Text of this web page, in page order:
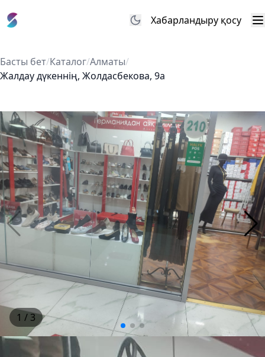
Хабарландыру қосу
Басты бет/Каталог/Алматы/
Жалдау дүкеннің, Жолдасбекова, 9а
1 / 3